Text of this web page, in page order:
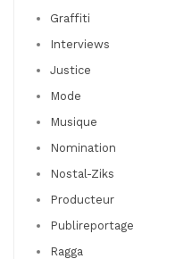
Graffiti
Interviews
Justice
Mode
Musique
Nomination
Nostal-Ziks
Producteur
Publireportage
Ragga